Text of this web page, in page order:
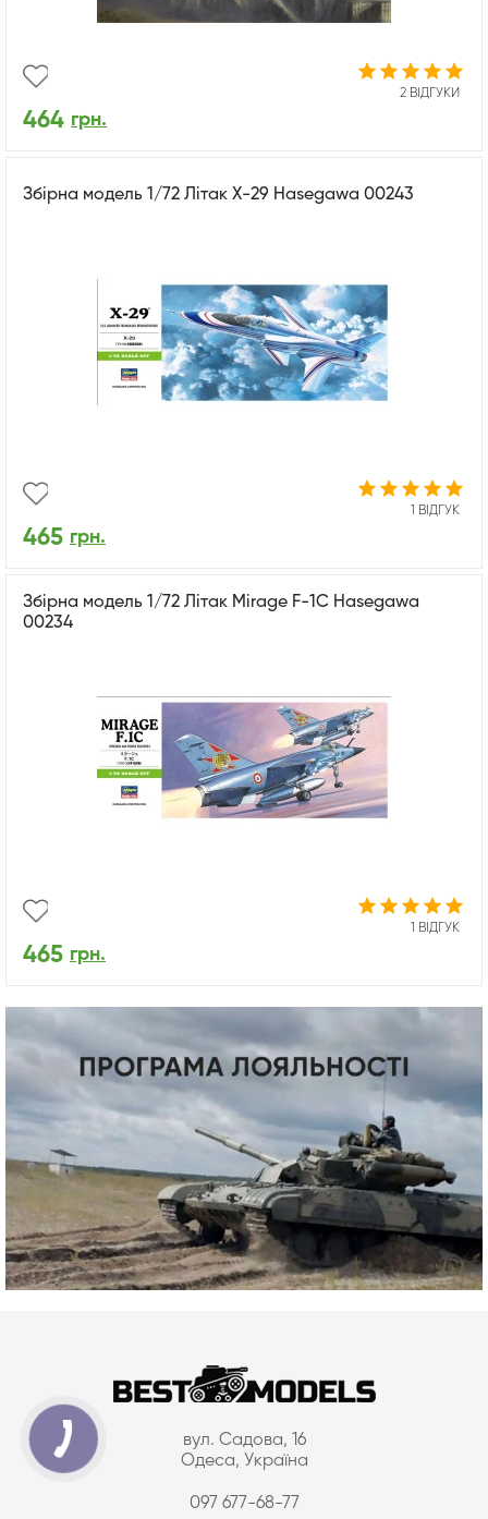
2 ВІДГУКИ
464 грн.
Збірна модель 1/72 Літак X-29 Hasegawa 00243
1 ВІДГУК
465 грн.
Збірна модель 1/72 Літак Mirage F-1C Hasegawa
00234
1 ВІДГУК
465 грн.
вул. Садова, 16
Одеса, Україна
097 677-68-77